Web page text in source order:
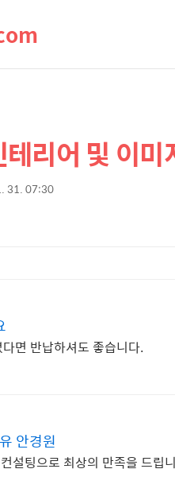
리어 및 이미
31. 07:30
면 반납하셔도 좋습니다.
안경원
설팅으로 최상의 만족을 드립